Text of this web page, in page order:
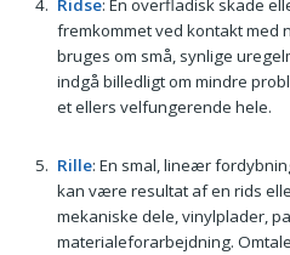
Ridse: En overfladisk skade
fremkommet ved kontakt med
bruges om små, synlige
indgå billedligt om mindre
et ellers velfungerende hele.
Rille: En smal, lineær
kan være resultat af en rids
mekaniske dele, vinylplader,
materialeforarbejdning.